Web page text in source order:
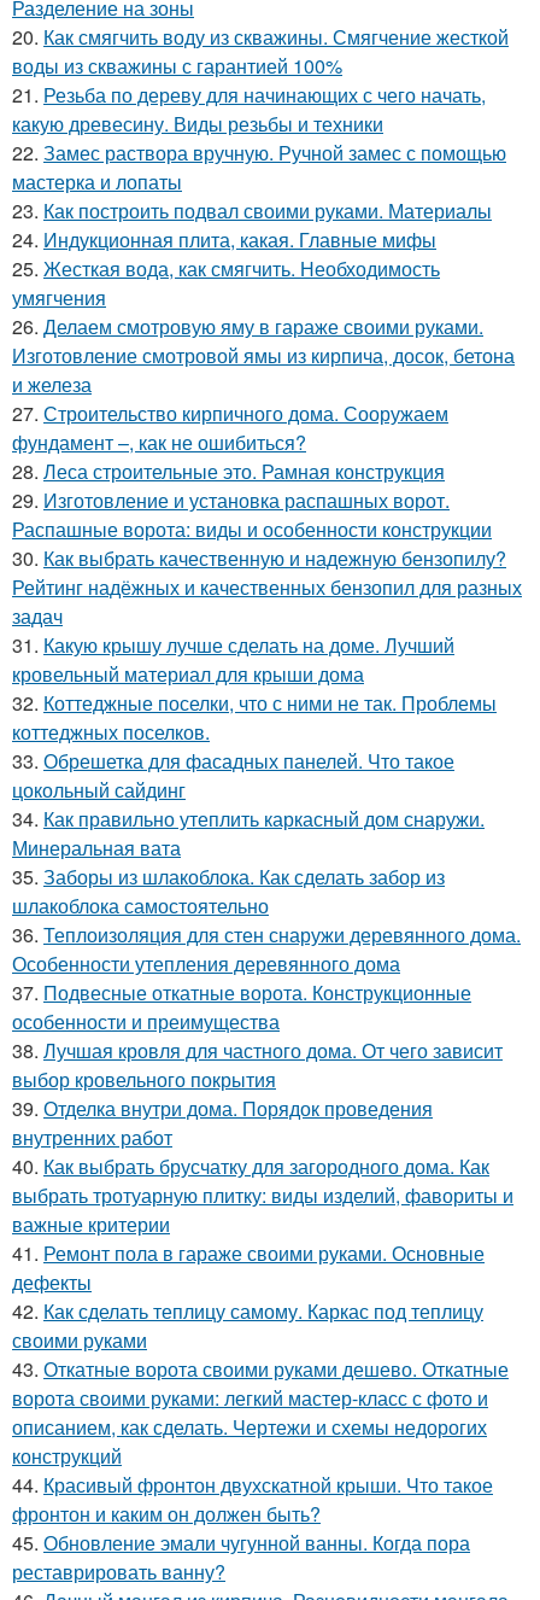
Разделение на зоны
20. Как смягчить воду из скважины. Смягчение жесткой
воды из скважины с гарантией 100%
21. Резьба по дереву для начинающих с чего начать,
какую древесину. Виды резьбы и техники
22. Замес раствора вручную. Ручной замес с помощью
мастерка и лопаты
23. Как построить подвал своими руками. Материалы
24. Индукционная плита, какая. Главные мифы
25. Жесткая вода, как смягчить. Необходимость
умягчения
26. Делаем смотровую яму в гараже своими руками.
Изготовление смотровой ямы из кирпича, досок, бетона
и железа
27. Строительство кирпичного дома. Сооружаем
фундамент –, как не ошибиться?
28. Леса строительные это. Рамная конструкция
29. Изготовление и установка распашных ворот.
Распашные ворота: виды и особенности конструкции
30. Как выбрать качественную и надежную бензопилу?
Рейтинг надёжных и качественных бензопил для разных
задач
31. Какую крышу лучше сделать на доме. Лучший
кровельный материал для крыши дома
32. Коттеджные поселки, что с ними не так. Проблемы
коттеджных поселков.
33. Обрешетка для фасадных панелей. Что такое
цокольный сайдинг
34. Как правильно утеплить каркасный дом снаружи.
Минеральная вата
35. Заборы из шлакоблока. Как сделать забор из
шлакоблока самостоятельно
36. Теплоизоляция для стен снаружи деревянного дома.
Особенности утепления деревянного дома
37. Подвесные откатные ворота. Конструкционные
особенности и преимущества
38. Лучшая кровля для частного дома. От чего зависит
выбор кровельного покрытия
39. Отделка внутри дома. Порядок проведения
внутренних работ
40. Как выбрать брусчатку для загородного дома. Как
выбрать тротуарную плитку: виды изделий, фавориты и
важные критерии
41. Ремонт пола в гараже своими руками. Основные
дефекты
42. Как сделать теплицу самому. Каркас под теплицу
своими руками
43. Откатные ворота своими руками дешево. Откатные
ворота своими руками: легкий мастер-класс с фото и
описанием, как сделать. Чертежи и схемы недорогих
конструкций
44. Красивый фронтон двухскатной крыши. Что такое
фронтон и каким он должен быть?
45. Обновление эмали чугунной ванны. Когда пора
реставрировать ванну?